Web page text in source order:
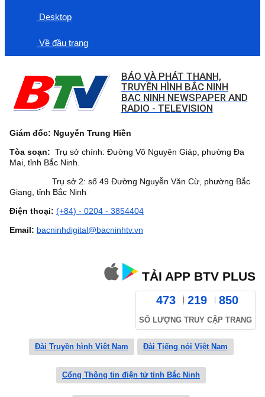
Desktop
Về đầu trang
BÁO VÀ PHÁT THANH,
TRUYỀN HÌNH BẮC NINH
BAC NINH NEWSPAPER AND
RADIO - TELEVISION
Giám đốc: Nguyễn Trung Hiền
Tòa soạn: Trụ sở chính: Đường Võ Nguyên Giáp, phường Đa
Mai, tỉnh Bắc Ninh.
Trụ sở 2: số 49 Đường Nguyễn Văn Cừ, phường Bắc
Giang, tỉnh Bắc Ninh
Điện thoại: (+84) - 0204 - 3854404
Email: bacninhdigital@bacninhtv.vn
TẢI APP BTV PLUS
473 219 850
SỐ LƯỢNG TRUY CẬP TRANG
Đài Truyền hình Việt Nam Đài Tiếng nói Việt Nam
Cổng Thông tin điện tử tỉnh Bắc Ninh